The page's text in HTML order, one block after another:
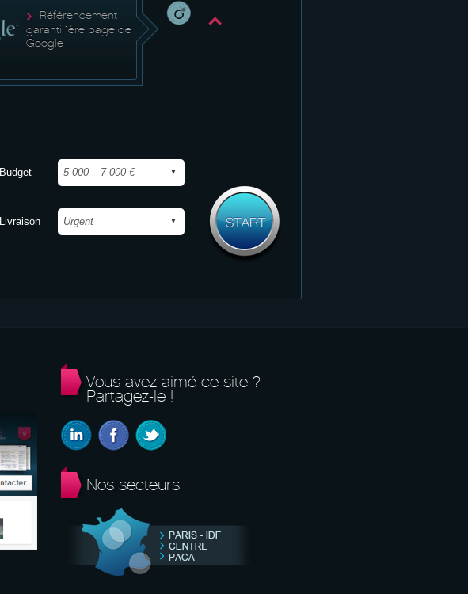
Référencement
garanti 1ère page de
Google
Budget
Livraison
Vous avez aimé ce site ?
Partagez-le !
Nos secteurs